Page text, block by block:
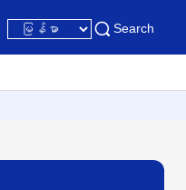
Search